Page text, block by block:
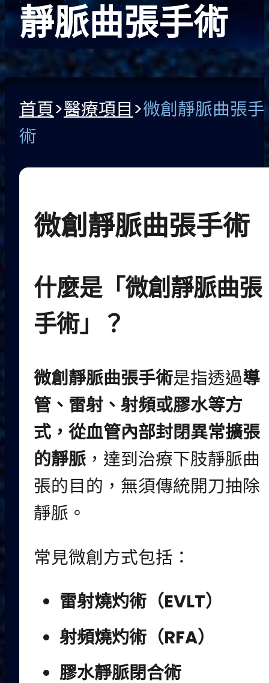
靜脈曲張手術
首頁>醫療項目 >微創靜脈曲張手
術
微創靜脈曲張手術
什麼是「微創靜脈曲張
手術」？
微創靜脈曲張手術是指透過導
管、雷射、射頻或膠水等方
式，從血管內部封閉異常擴張
的靜脈 ，達到治療下肢靜脈曲
張的目的，無須傳統開刀抽除
靜脈。
常見微創方式包括：
雷射燒灼術（EVLT）
射頻燒灼術（RFA）
膠水靜脈閉合術